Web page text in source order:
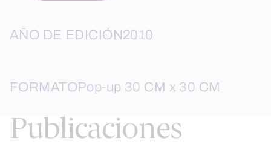
AÑO DE EDICIÓN2010
FORMATOPop-up 30 CM x 30 CM
Publicaciones